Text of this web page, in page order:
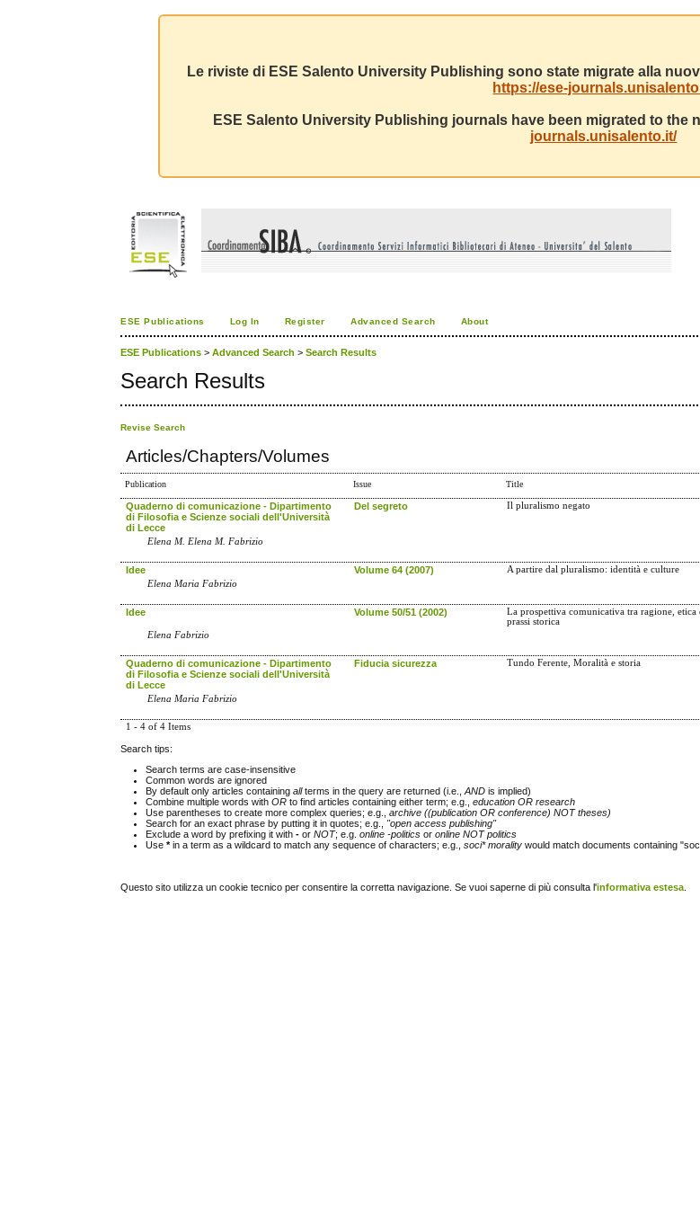
Le riviste di ESE Salento University Publishing sono state migrate alla
https://ese-
ESE Salento University Publishing journals have been migrated to the
journals.unisalento.it/
ESE Publications Log In Register Advanced Search About
ESE Publications >Advanced Search >Search Results
Search Results
Revise Search
Articles/Chapters/Volumes
Publication Issue Title
Quaderno di comunicazione - Dipartimento
di Filosofia e Scienze sociali dell'Università
di Lecce
Del segreto Il pluralismo negato
Elena M. Elena M. Fabrizio
Idee Volume 64 (2007) A partire dal pluralismo: identità e culture
Elena Maria Fabrizio
Idee Volume 50/51 (2002)
La prospettiva comunicativa tra ragione, etica
prassi storica
Elena Fabrizio
Quaderno di comunicazione - Dipartimento
di Filosofia e Scienze sociali dell'Università
di Lecce
Fiducia sicurezza Tundo Ferente, Moralità e storia
Elena Maria Fabrizio
1 - 4 of 4 Items
Search tips:
Search terms are case-insensitive
Common words are ignored
By default only articles containingallterms in the query are returned (i.e.,AND is implied)
Combine multiple words withOR to find articles containing either term; e.g.,education OR research
Use parentheses to create more complex queries; e.g.,archive ((publication OR conference) NOT theses)
Search for an exact phrase by putting it in quotes; e.g., "open access publishing"
Exclude a word by prefixing it with- orNOT; e.g.online -politics oronline NOT politics
Use*in a term as a wildcard to match any sequence of characters; e.g.,soci* morality would match documents containing
Questo sito utilizza un cookie tecnico per consentire la corretta navigazione. Se vuoi saperne di più consulta l'informativa estesa